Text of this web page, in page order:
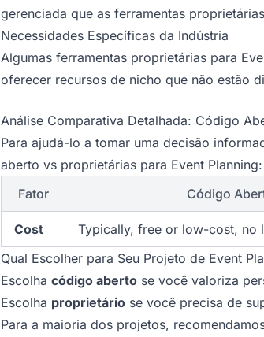
gerenciada que as ferramentas
Necessidades Específicas da Indústria
Algumas ferramentas proprietárias para
oferecer recursos de nicho que não estão
Análise Comparativa Detalhada: Código
Para ajudá-lo a tomar uma decisão
aberto vs proprietárias para Event Planning:
Fator
Código
Cost Typically, free or low-cost, no
Qual Escolher para Seu Projeto de Event
Escolha código aberto se você valoriza
Escolha proprietário se você precisa de
Para a maioria dos projetos,